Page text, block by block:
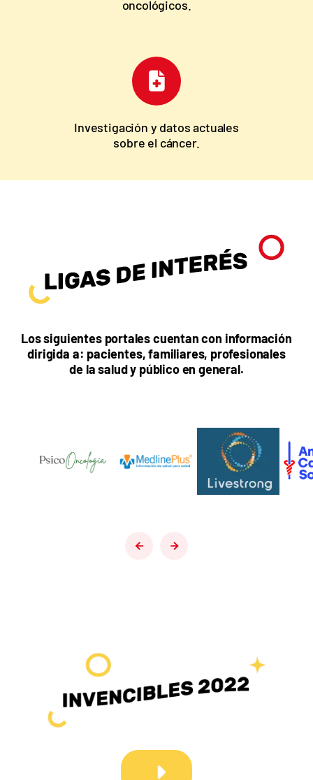
oncológicos.
Investigación y datos actuales
sobre el cáncer.
Los siguientes portales cuentan con información
dirigida a: pacientes, familiares, profesionales
de la salud y público en general.